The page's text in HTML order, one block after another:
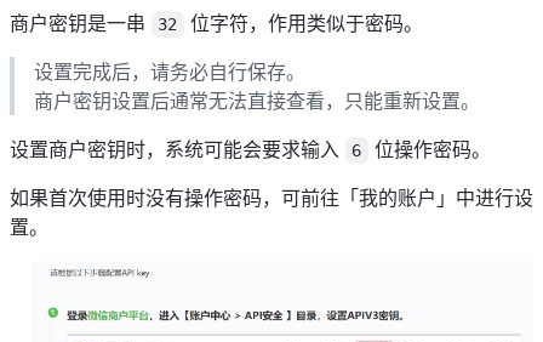
商户密钥是一串 32
位字符，作用类似于密码。
设置完成后，请务必自行保存。
商户密钥设置后通常无法直接查看，只能重新设置。
设置商户密钥时，系统可能会要求输入
6
位操作密码。
如果首次使用时没有操作密码，可前往「我的账户」中进行设
置。